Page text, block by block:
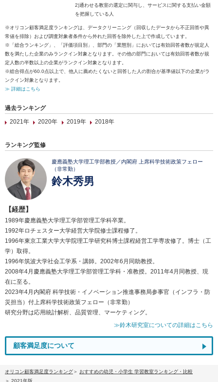
2)通わせる教室の選定に関与し、サービスに関する支払い金額
を把握している人
※オリコン顧客満足度ランキングは、データクリーニング（回収したデータから不正回答や異
常値を排除）および調査対象者条件から外れた回答を除外した上で作成しています。
※「総合ランキング」、「評価項目別」、部門の「業態別」においては有効回答者数が規定人
数を満たした企業のみランクイン対象となります。その他の部門においては有効回答者数が規
定人数の半数以上の企業がランクイン対象となります。
※総合得点が60.0点以上で、他人に薦めたくないと回答した人の割合が基準値以下の企業がラ
ンクイン対象となります。
≫ 詳細はこちら
過去ランキング
2021年
2020年 2019年 2018年
ランキング監修
慶應義塾大学理工学部教授／内閣府 上席科学技術政策フェロー
（非常勤）
鈴木秀男
【経歴】
1989年慶應義塾大学理工学部管理工学科卒業。
1992年ロチェスター大学経営大学院修士課程修了。
1996年東京工業大学大学院理工学研究科博士課程経営工学専攻修了。博士（工
学）取得。
1996年筑波大学社会工学系・講師。2002年6月同助教授。
2008年4月慶應義塾大学理工学部管理工学科・准教授。2011年4月同教授、現
在に至る。
2023年4月内閣府 科学技術・イノベーション推進事務局参事官（インフラ・防
災担当）付上席科学技術政策フェロー（非常勤）
研究分野は応用統計解析、品質管理、マーケティング。
≫鈴木研究室についての詳細はこちら
顧客満足度について
オリコン顧客満足度ランキング
おすすめの幼児・小学生 学習教室ランキング・比較